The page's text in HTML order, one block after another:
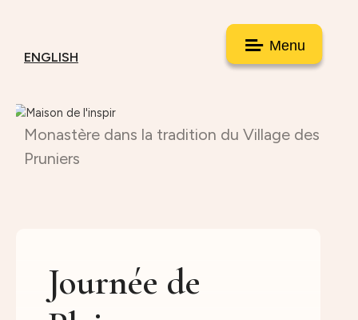
Menu
ENGLISH
Monastère dans la tradition du Village des
Pruniers
Journée de